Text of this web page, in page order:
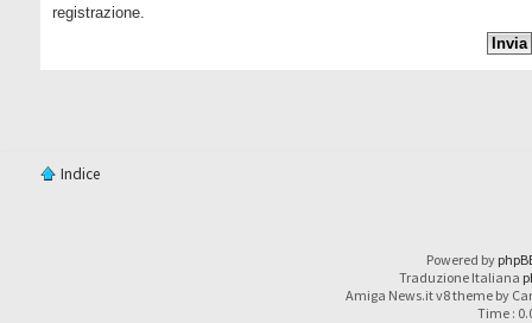
registrazione.
Indice
Powered by
Traduzione Italiana
Amiga News.it v8 theme by
Time :